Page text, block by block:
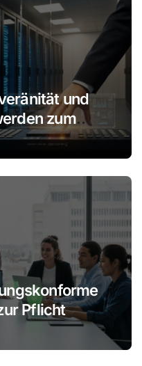
und
zum
Pflicht